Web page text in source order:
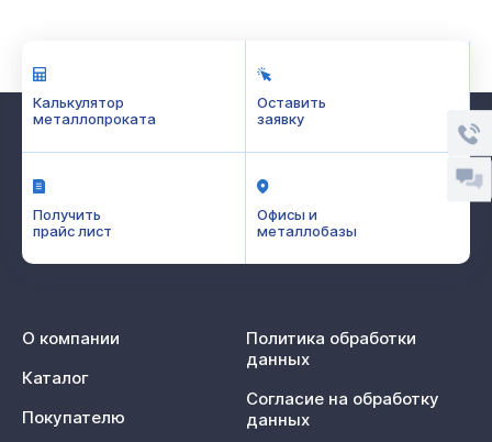
Калькулятор
металлопроката
Оставить
заявку
Получить
прайс лист
Офисы и
металлобазы
О компании
Каталог
Покупателю
Политика обработки
данных
Согласие на обработку
данных